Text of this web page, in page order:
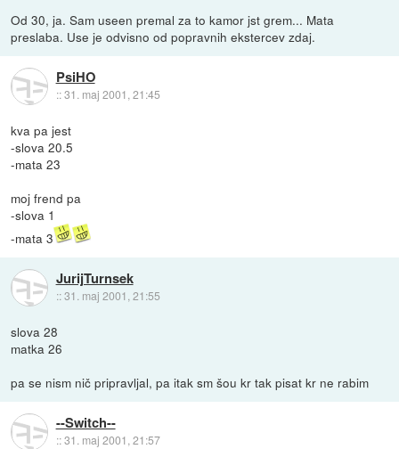
Od 30, ja. Sam useen premal za to kamor jst grem... Mata
preslaba. Use je odvisno od popravnih ekstercev zdaj.
PsiHO
::31. maj 2001, 21:45
kva pa jest
-slova 20.5
-mata 23
moj frend pa
-slova 1
-mata 3
JurijTurnsek
::31. maj 2001, 21:55
slova 28
matka 26
pa se nism nič pripravljal, pa itak sm šou kr tak pisat kr ne rabim
--Switch--
::31. maj 2001, 21:57